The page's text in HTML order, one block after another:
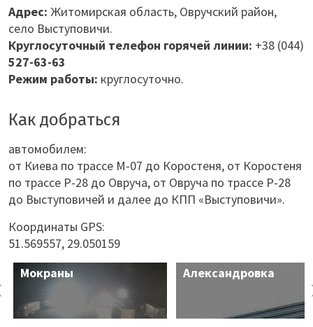
Адрес: Житомирская область, Овручский район,
село Выступовичи.
Круглосуточный телефон горячей линии: +38 (044)
527-63-63
Режим работы: круглосуточно.
Как добраться
автомобилем:
от Киева по трассе М-07 до Коростеня, от Коростеня
по трассе Р-28 до Овруча, от Овруча по трассе Р-28
до Выступовичей и далее до КПП «Выступовичи».
Координаты GPS:
51.569557, 29.050159
Мокраны
Александровка